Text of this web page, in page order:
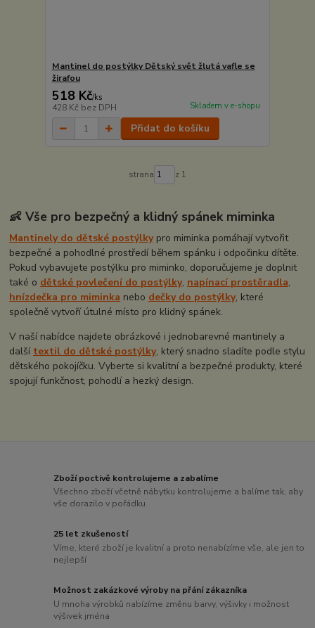
Mantinel do postýlky Dětský svět žlutá vafle se
žirafou
518 Kč/ks
428 Kč bez DPH Skladem v e-shopu
Přidat do košíku
strana z 1
👶 Vše pro bezpečný a klidný spánek miminka
Mantinely do dětské postýlkypro miminka pomáhají vytvořit
bezpečné a pohodlné prostředí během spánku i odpočinku dítěte.
Pokud vybavujete postýlku pro miminko, doporučujeme je doplnit
také o dětské povlečení do postýlky, napínací prostěradla,
hnízdečka pro miminka nebo dečky do postýlky, které
společně vytvoří útulné místo pro klidný spánek.
V naší nabídce najdete obrázkové i jednobarevné mantinely a
další textil do dětské postýlky, který snadno sladíte podle stylu
dětského pokojíčku. Vyberte si kvalitní a bezpečné produkty, které
spojují funkčnost, pohodlí a hezký design.
Zboží poctivě kontrolujeme a zabalíme
Všechno zboží včetně nábytku kontrolujeme a balíme tak, aby
vše dorazilo v pořádku
25 let zkušeností
Víme, které zboží je kvalitní a proto nenabízíme vše, ale jen to
nejlepší
Možnost zakázkové výroby na přání zákazníka
U mnoha výrobků nabízíme změnu barvy, výšivky i možnost
výšivek jména